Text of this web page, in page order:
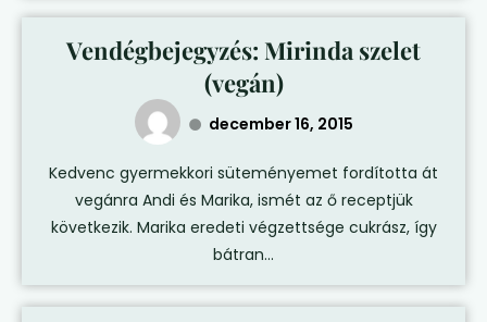
Vendégbejegyzés: Mirinda szelet
(vegán)
december 16, 2015
Kedvenc gyermekkori süteményemet fordította át
vegánra Andi és Marika, ismét az ő receptjük
következik. Marika eredeti végzettsége cukrász, így
bátran...